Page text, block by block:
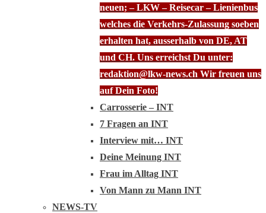
neuen; – LKW – Reisecar – Lienienbus
welches die Verkehrs-Zulassung soeben
erhalten hat, ausserhalb von DE, AT
und CH. Uns erreichst Du unter:
redaktion@lkw-news.ch Wir freuen uns
auf Dein Foto!
Carrosserie – INT
7 Fragen an INT
Interview mit… INT
Deine Meinung INT
Frau im Alltag INT
Von Mann zu Mann INT
NEWS-TV